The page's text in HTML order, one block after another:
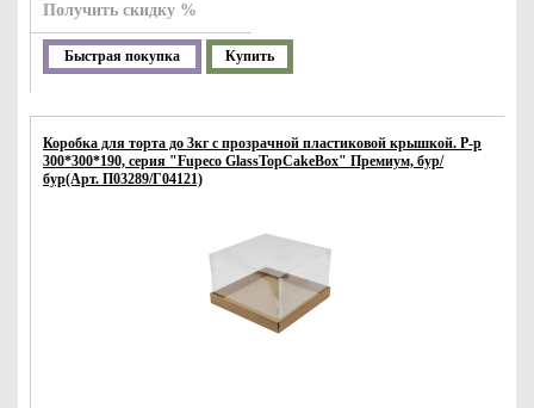
Получить скидку %
Быстрая покупка Купить
Коробка для торта до 3кг с прозрачной пластиковой крышкой. Р-р
300*300*190, серия "Fupeco GlassTopCakeBox" Премиум, бур/
бур(Арт. П03289/Г04121)